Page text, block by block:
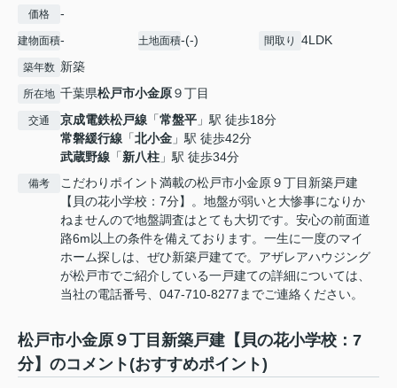
価格 -
建物面積- 土地面積-(-) 間取り 4LDK
築年数 新築
所在地 千葉県松戸市小金原９丁目
交通 京成電鉄松戸線 「常盤平 」駅 徒歩18分
常磐緩行線 「北小金 」駅 徒歩42分
武蔵野線 「新八柱 」駅 徒歩34分
備考
こだわりポイント満載の松戸市小金原９丁目新築戸建
【貝の花小学校：7分】。地盤が弱いと大惨事になりか
ねませんので地盤調査はとても大切です。安心の前面道
路6m以上の条件を備えております。一生に一度のマイ
ホーム探しは、ぜひ新築戸建てで。アザレアハウジング
が松戸市でご紹介している一戸建ての詳細については、
当社の電話番号、047-710-8277までご連絡ください。
松戸市小金原９丁目新築戸建【貝の花小学校：7
分】のコメント(おすすめポイント)